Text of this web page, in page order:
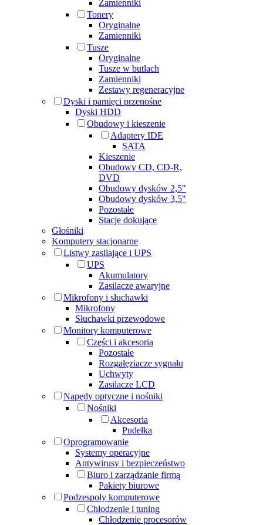
Zamienniki
Tonery
Oryginalne
Zamienniki
Tusze
Oryginalne
Tusze w butlach
Zamienniki
Zestawy regeneracyjne
Dyski i pamięci przenośne
Dyski HDD
Obudowy i kieszenie
Adaptery IDE
SATA
Kieszenie
Obudowy CD, CD-R,
DVD
Obudowy dysków 2,5"
Obudowy dysków 3,5"
Pozostałe
Stacje dokujące
Głośniki
Komputery stacjonarne
Listwy zasilające i UPS
UPS
Akumulatory
Zasilacze awaryjne
Mikrofony i słuchawki
Mikrofony
Słuchawki przewodowe
Monitory komputerowe
Części i akcesoria
Pozostałe
Rozgałęziacze sygnału
Uchwyty
Zasilacze LCD
Napędy optyczne i nośniki
Nośniki
Akcesoria
Pudełka
Oprogramowanie
Systemy operacyjne
Antywirusy i bezpieczeństwo
Biuro i zarządzanie firmą
Pakiety biurowe
Podzespoły komputerowe
Chłodzenie i tuning
Chłodzenie procesorów